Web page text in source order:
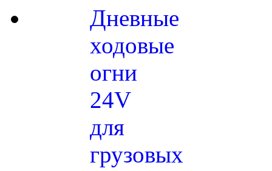
Дневные
ходовые
огни
24V
для
грузовых